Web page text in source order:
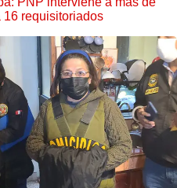
16 requisitoriados